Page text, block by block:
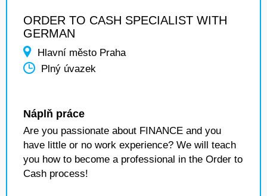
ORDER TO CASH SPECIALIST WITH
GERMAN
Hlavní město Praha
Plný úvazek
Náplň práce
Are you passionate about FINANCE and you
have little or no work experience? We will teach
you how to become a professional in the Order to
Cash process!